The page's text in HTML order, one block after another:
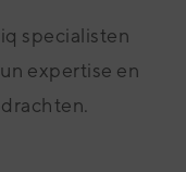
specialisten
expertise en